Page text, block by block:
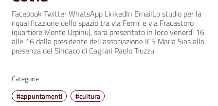
Facebook Twitter WhatsApp LinkedIn EmailLo studio per la
riqualificazione dello spazio tra via Fermi e via Fracastoro
(quartiere Monte Urpinu), sarà presentato in loco venerdì 16
alle 16 dalla presidente dell’associazione ICS Maria Sias alla
presenza del Sindaco di Cagliari Paolo Truzzu.
Categorie
#appuntamenti
#cultura